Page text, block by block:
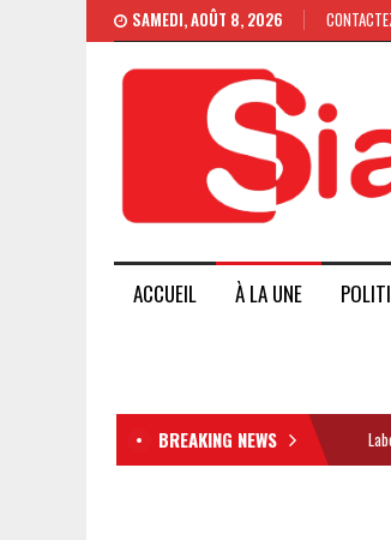
SAMEDI, AOÛT 8, 2026
ACCUEIL À LA UNE
BREAKING NEWS